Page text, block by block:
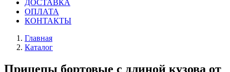
ДОСТАВКА
ОПЛАТА
КОНТАКТЫ
Главная
Каталог
Прицепы бортовые с длиной кузова от